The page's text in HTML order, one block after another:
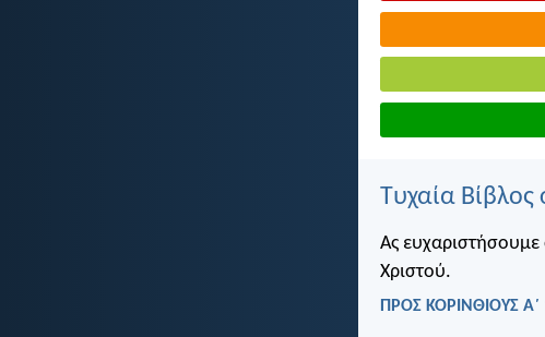
Τυχαία Βίβλος
Ας
Χριστού.
ΠΡΟΣ ΚΟΡΙΝΘΙΟΥΣ Α΄